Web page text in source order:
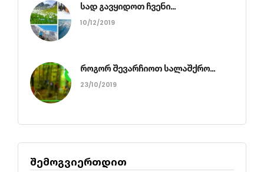
სად გავყიდოთ ჩვენი...
10/12/2019
როგორ შევარჩიოთ სალაშქრო...
23/10/2019
შემოგვიერთდით